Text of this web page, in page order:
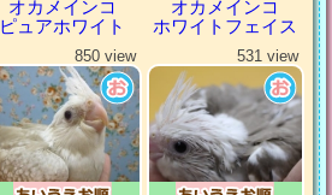
オカメインコ
ピュアホワイト
オカメインコ
ホワイトフェイス
850 view 531 view